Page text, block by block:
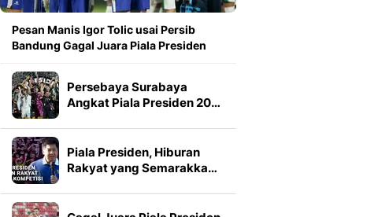
Pesan Manis Igor Tolic usai Persib
Bandung Gagal Juara Piala Presiden
Persebaya Surabaya
Angkat Piala Presiden 20…
Piala Presiden, Hiburan
Rakyat yang Semarakka…